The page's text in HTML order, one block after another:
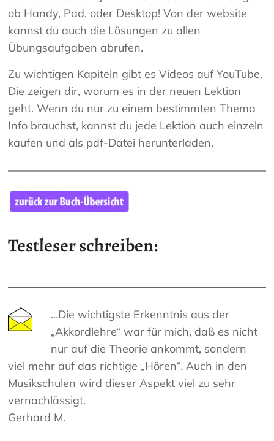
ob Handy, Pad, oder Desktop! Von der website
kannst du auch die Lösungen zu allen
Übungsaufgaben abrufen.
Zu wichtigen Kapiteln gibt es Videos auf YouTube.
Die zeigen dir, worum es in der neuen Lektion
geht. Wenn du nur zu einem bestimmten Thema
Info brauchst, kannst du jede Lektion auch einzeln
kaufen und als pdf-Datei herunterladen.
Testleser schreiben:
…Die wichtigste Erkenntnis aus der
„Akkordlehre“ war für mich, daß es nicht
nur auf die Theorie ankommt, sondern
viel mehr auf das richtige „Hören“. Auch in den
Musikschulen wird dieser Aspekt viel zu sehr
vernachlässigt.
Gerhard M.